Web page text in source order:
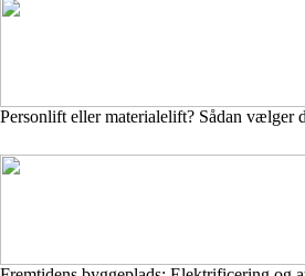
Personlift eller materialelift? Sådan vælger